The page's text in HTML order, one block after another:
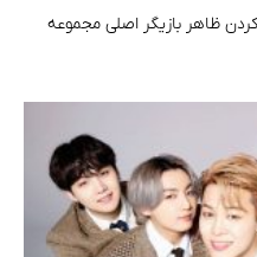
ظاهر بازیگر اصلی مجموعه